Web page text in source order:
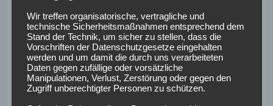
ausgeglichene Ergebnisse zu erwarten sind. In bisher zwölf
Duellen im deutschen Oberhaus konnten sich sowohl die
Köpenicker als auch die Sachsen jeweils fünfmal gegen den
Kontrahenten durchsetzen. In der vergangenen Spielzeit
gab es beim Aufeinandertreffen beider Mannschaften
zweimal ein torloses Unentschieden. Bleibt also
abzuwarten, ob Union sich gegen RB wieder fangen kann
Wir treffen organisatorische, vertragliche und
technische Sicherheitsmaßnahmen entsprechend dem
Stand der Technik, um sicher zu stellen, dass die
Vorschriften der Datenschutzgesetze eingehalten
werden und um damit die durch uns verarbeiteten
Daten gegen zufällige oder vorsätzliche
Manipulationen, Verlust, Zerstörung oder gegen den
Zugriff unberechtigter Personen zu schützen.